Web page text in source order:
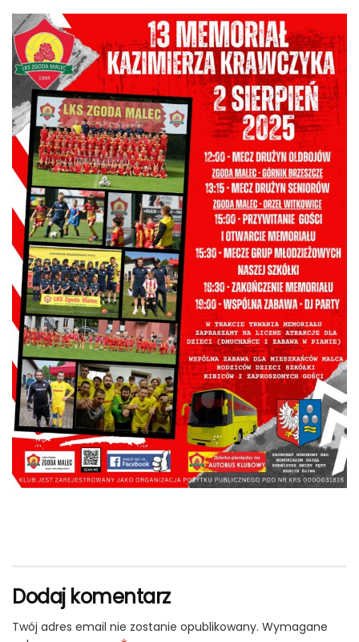
Dodaj komentarz
Twój adres email nie zostanie opublikowany. Wymagane